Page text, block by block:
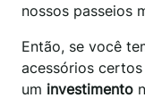
nossos passeios
Então, se você
acessórios
um investimento